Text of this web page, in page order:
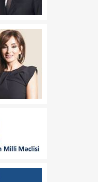
12:49
07 Avqust
12:13
07 Avqust